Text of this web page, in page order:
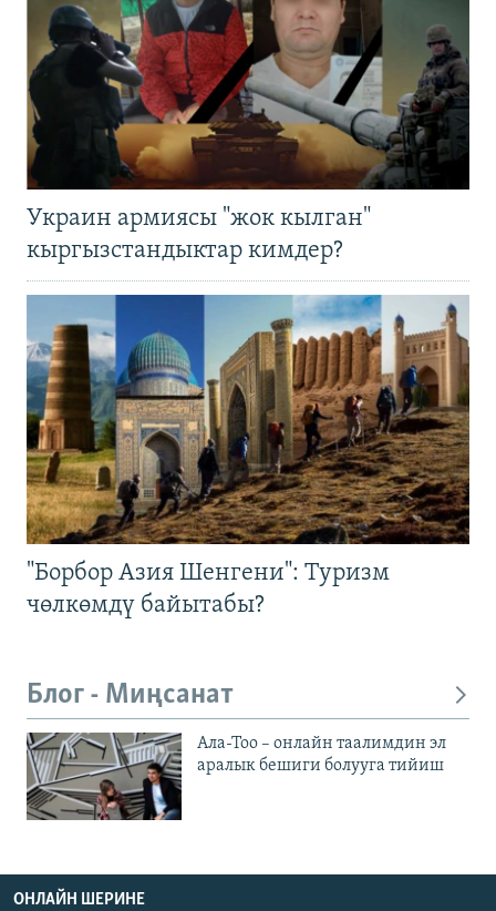
Украин армиясы "жок кылган"
кыргызстандыктар кимдер?
"Борбор Азия Шенгени": Туризм
чөлкөмдү байытабы?
Блог - Миңсанат
Ала-Тоо – онлайн таалимдин эл
аралык бешиги болууга тийиш
ОНЛАЙН ШЕРИНЕ